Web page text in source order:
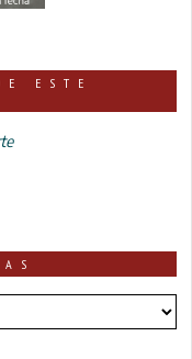
ESTE